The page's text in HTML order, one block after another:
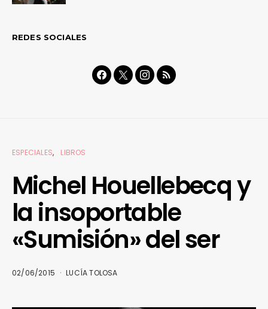
REDES SOCIALES
ESPECIALES LIBROS
Michel Houellebecq y
la insoportable
«Sumisión» del ser
02/06/2015 LUCÍA TOLOSA